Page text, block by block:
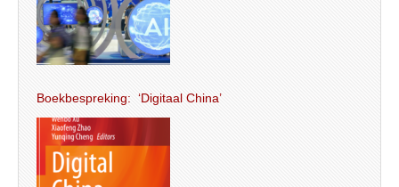
Boekbespreking: ‘Digitaal China’